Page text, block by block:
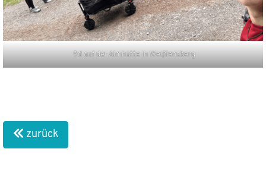
9d auf der Almhütte in Weißlensberg
zurück